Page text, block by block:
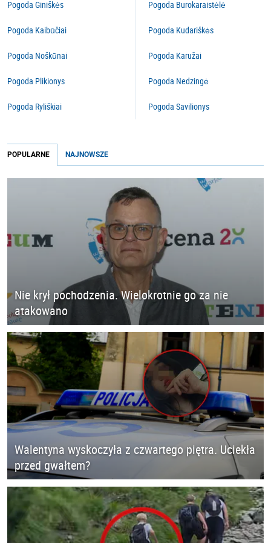
Pogoda Giniškės
Pogoda Kaibūčiai
Pogoda Noškūnai
Pogoda Plikionys
Pogoda Ryliškiai
Pogoda Burokaraistėlė
Pogoda Kudariškės
Pogoda Karužai
Pogoda Nedzingė
Pogoda Savilionys
POPULARNE NAJNOWSZE
Nie krył pochodzenia. Wielokrotnie go za nie
atakowano
Walentyna wyskoczyła z czwartego piętra. Uciekła
przed gwałtem?